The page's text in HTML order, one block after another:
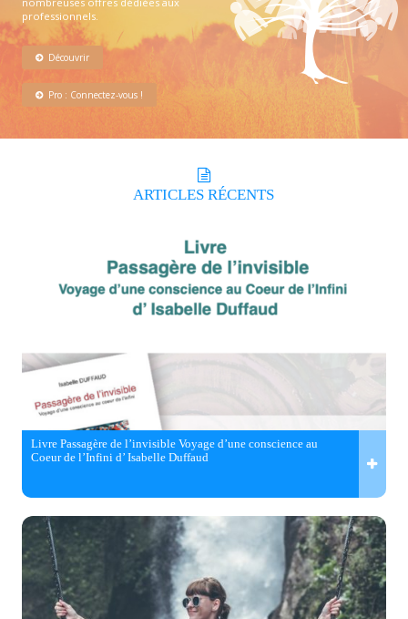
professionnels.
Découvrir
Pro : Connectez-vous !
ARTICLES RÉCENTS
Livre Passagère de l’invisible Voyage d’une conscience au
Coeur de l’Infini d’ Isabelle Duffaud